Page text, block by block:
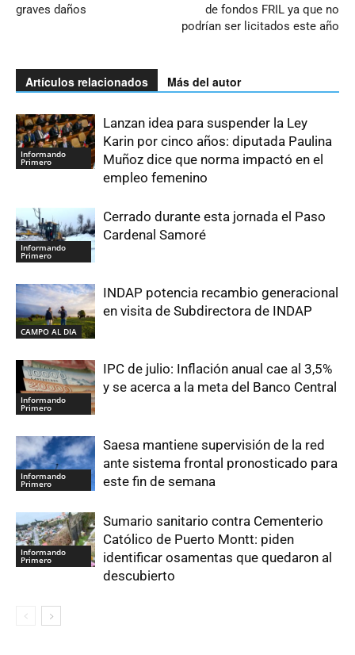
graves daños
de fondos FRIL ya que no
podrían ser licitados este año
Artículos relacionados Más del autor
Informando
Primero
Lanzan idea para suspender la Ley
Karin por cinco años: diputada Paulina
Muñoz dice que norma impactó en el
empleo femenino
Informando
Primero
Cerrado durante esta jornada el Paso
Cardenal Samoré
CAMPO AL DIA
INDAP potencia recambio generacional
en visita de Subdirectora de INDAP
Informando
Primero
IPC de julio: Inflación anual cae al 3,5%
y se acerca a la meta del Banco Central
Informando
Primero
Saesa mantiene supervisión de la red
ante sistema frontal pronosticado para
este fin de semana
Informando
Primero
Sumario sanitario contra Cementerio
Católico de Puerto Montt: piden
identificar osamentas que quedaron al
descubierto